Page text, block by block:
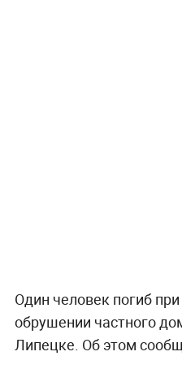
Один человек погиб
обрушении частного
Липецке. Об этом